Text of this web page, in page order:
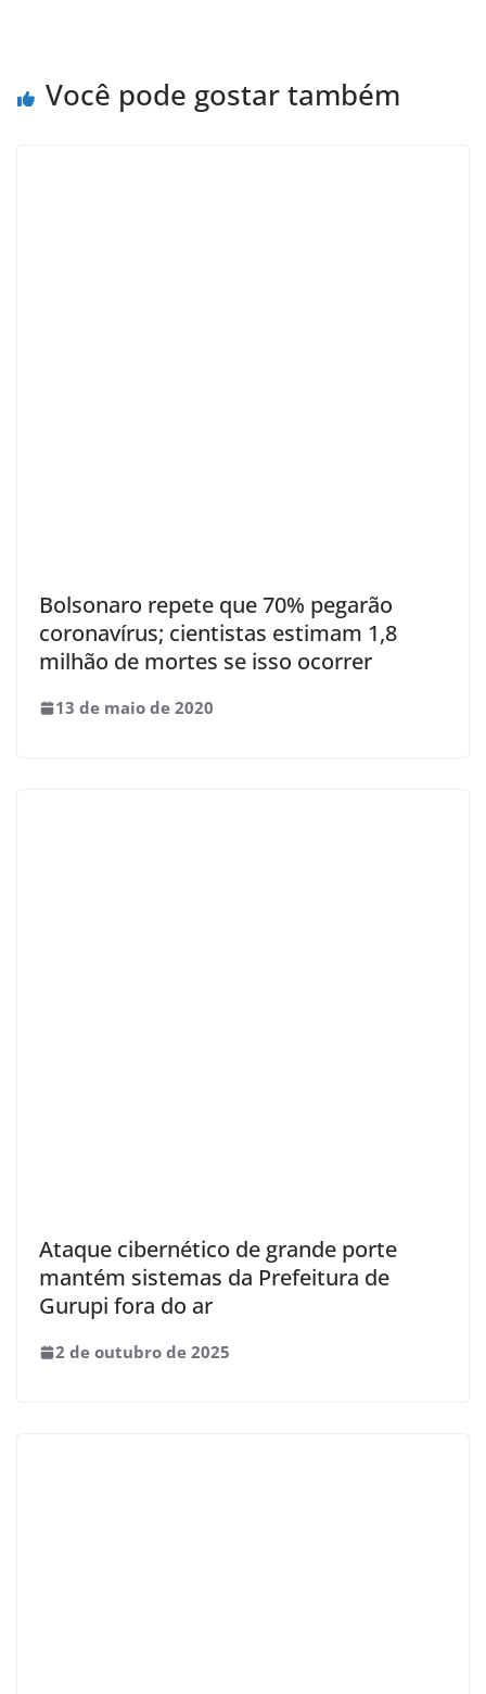
Você pode gostar também
Bolsonaro repete que 70% pegarão
coronavírus; cientistas estimam 1,8
milhão de mortes se isso ocorrer
13 de maio de 2020
Ataque cibernético de grande porte
mantém sistemas da Prefeitura de
Gurupi fora do ar
2 de outubro de 2025